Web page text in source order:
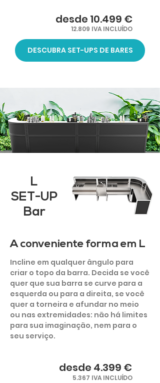
desde 10.499 €
12.809 IVA INCLUÍDO
DESCUBRA SET-UPS DE BARES
L
SET-UP
Bar
A conveniente forma em L
Incline em qualquer ângulo para
criar o topo da barra. Decida se você
quer que sua barra se curve para a
esquerda ou para a direita, se você
quer a torneira e afundar no meio
ou nas extremidades: não há limites
para sua imaginação, nem para o
seu serviço.
desde 4.399 €
5.367 IVA INCLUÍDO